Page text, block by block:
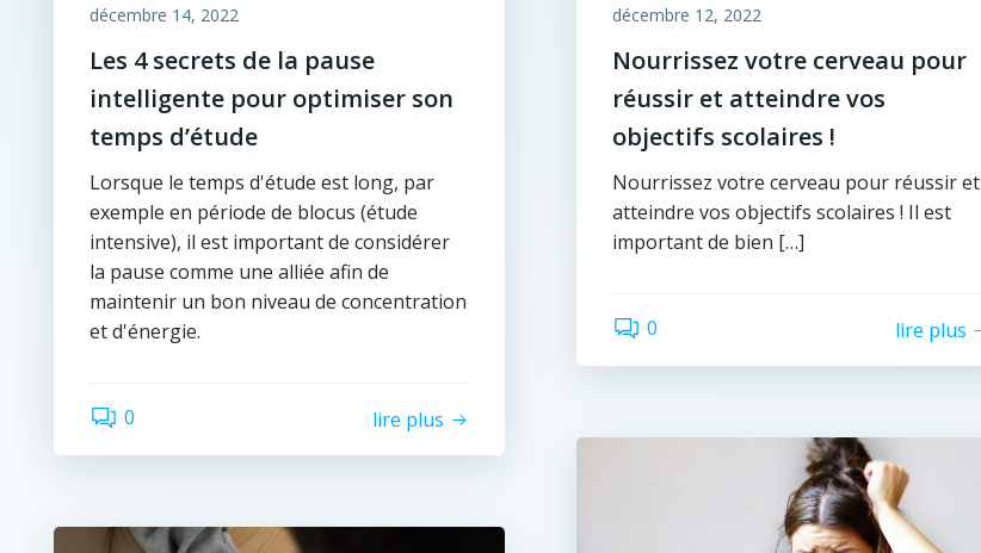
décembre 14, 2022
Les 4 secrets de la pause
intelligente pour optimiser son
temps d’étude
Lorsque le temps d'étude est long, par
exemple en période de blocus (étude
intensive), il est important de considérer
la pause comme une alliée afin de
maintenir un bon niveau de concentration
et d'énergie.
0 lire plus
décembre 12, 2022
Nourrissez votre cerveau pour
réussir et atteindre vos
objectifs scolaires !
Nourrissez votre cerveau pour réussir et
atteindre vos objectifs scolaires ! Il est
important de bien […]
0 lire plus